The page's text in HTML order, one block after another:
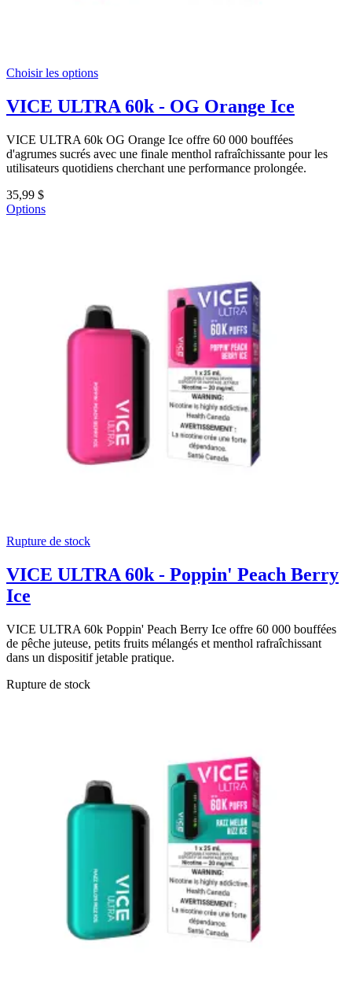
Choisir les options
VICE ULTRA 60k - OG Orange Ice
VICE ULTRA 60k OG Orange Ice offre 60 000 bouffées
d'agrumes sucrés avec une finale menthol rafraîchissante pour les
utilisateurs quotidiens cherchant une performance prolongée.
35,99 $
Options
Rupture de stock
VICE ULTRA 60k - Poppin' Peach Berry
Ice
VICE ULTRA 60k Poppin' Peach Berry Ice offre 60 000 bouffées
de pêche juteuse, petits fruits mélangés et menthol rafraîchissant
dans un dispositif jetable pratique.
Rupture de stock